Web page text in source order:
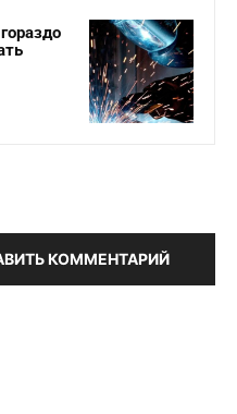
КОММЕНТАРИЙ